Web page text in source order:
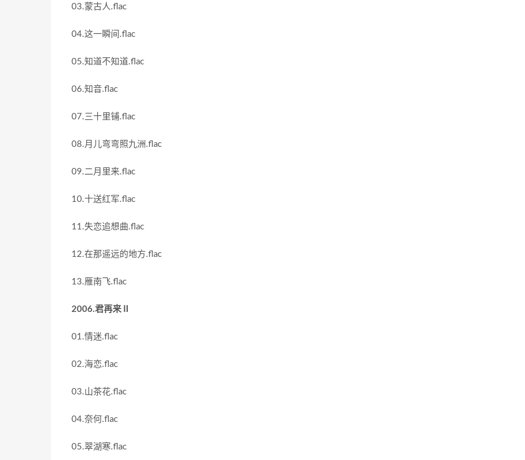
03.蒙古人.flac
04.这一瞬间.flac
05.知道不知道.flac
06.知音.flac
07.三十里铺.flac
08.月儿弯弯照九洲.flac
09.二月里来.flac
10.十送红军.flac
11.失恋追想曲.flac
12.在那遥远的地方.flac
13.雁南飞.flac
2006.君再来Ⅱ
01.情迷.flac
02.海恋.flac
03.山茶花.flac
04.奈何.flac
05.翠湖寒.flac